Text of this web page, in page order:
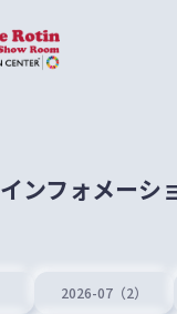
インフォメーシ
2026-07（2）